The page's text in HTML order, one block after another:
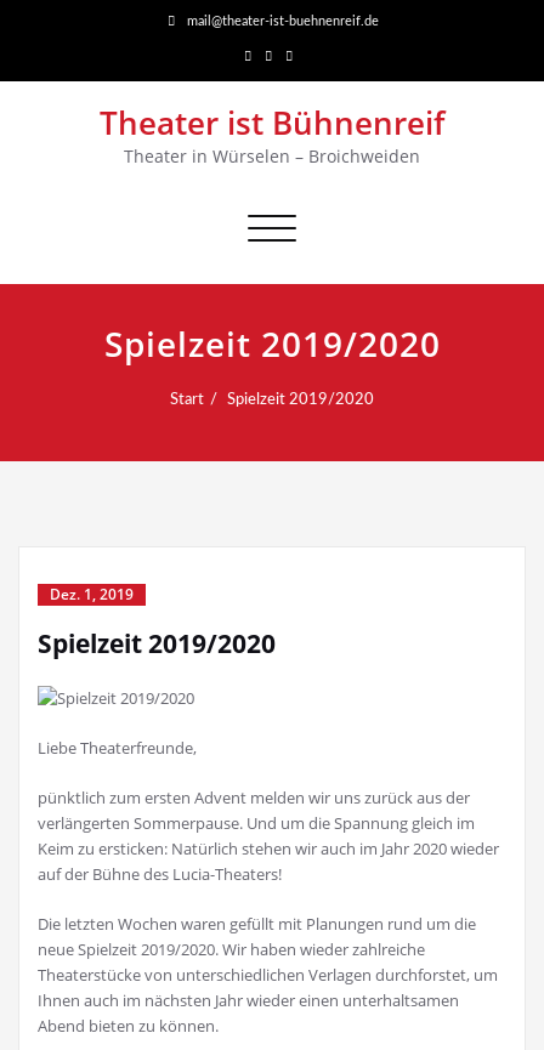
mail@theater-ist-buehnenreif.de
Theater ist Bühnenreif
Theater in Würselen – Broichweiden
Navigation
Spielzeit 2019/2020
Start Spielzeit 2019/2020
Dez. 1, 2019
Spielzeit 2019/2020
Liebe Theaterfreunde,
pünktlich zum ersten Advent melden wir uns zurück aus der
verlängerten Sommerpause. Und um die Spannung gleich im
Keim zu ersticken: Natürlich stehen wir auch im Jahr 2020 wieder
auf der Bühne des Lucia-Theaters!
Die letzten Wochen waren gefüllt mit Planungen rund um die
neue Spielzeit 2019/2020. Wir haben wieder zahlreiche
Theaterstücke von unterschiedlichen Verlagen durchforstet, um
Ihnen auch im nächsten Jahr wieder einen unterhaltsamen
Abend bieten zu können.